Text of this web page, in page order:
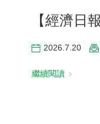
2026.7.20
繼續閱讀